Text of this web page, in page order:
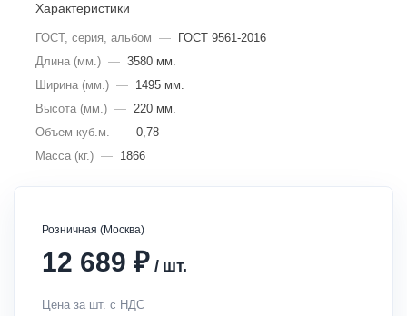
Характеристики
ГОСТ, серия, альбом —
ГОСТ 9561-2016
Длина (мм.) — 3580 мм.
Ширина (мм.) — 1495 мм.
Высота (мм.) — 220 мм.
Объем куб.м. — 0,78
Масса (кг.) — 1866
Розничная (Москва)
12 689 ₽ / шт.
Цена за шт. с НДС